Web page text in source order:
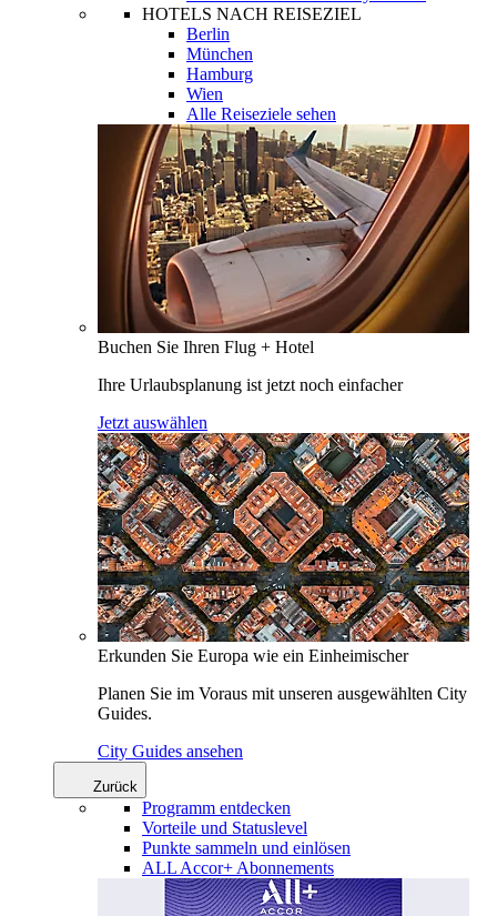
HOTELS NACH REISEZIEL
Berlin
München
Hamburg
Wien
Alle Reiseziele sehen
Buchen Sie Ihren Flug + Hotel
Ihre Urlaubsplanung ist jetzt noch einfacher
Jetzt auswählen
Erkunden Sie Europa wie ein Einheimischer
Planen Sie im Voraus mit unseren ausgewählten City
Guides.
City Guides ansehen
Zurück
Programm entdecken
Vorteile und Statuslevel
Punkte sammeln und einlösen
ALL Accor+ Abonnements